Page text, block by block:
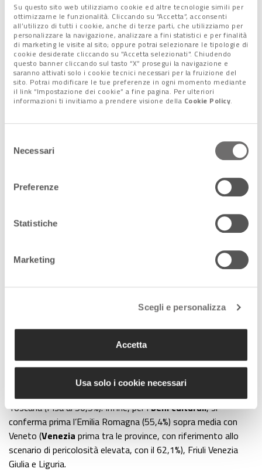
Su questo sito web utilizziamo cookie ed altre tecnologie simili per
ottimizzarne le funzionalità. Cliccando su “Accetta”, acconsenti
all’utilizzo di tutti i cookie, anche di terze parti, che utilizziamo per
personalizzare la navigazione, analizzare a fini statistici e per finalità
di marketing le visite al sito; oppure potrai selezionare le tipologie di
cookie desiderate cliccando su "Accetta selezionati". Chiudendo
questo banner cliccando sul tasto “X” prosegui la navigazione e
saranno attivati solo i cookie tecnici necessari per la fruizione del
sito. Potrai modificare le tue preferenze in ogni momento mediante
il link “Impostazione dei cookie” a fine pagina. Per ulteriori
informazioni ti invitiamo a prendere visione della Cookie Policy.
delNecessari
Preferenze
Statistiche
Marketing
Scegli e personalizza
Accetta
Usa solo i cookie necessari
La copertina del rapporto Ispra 2021 (fonte: Rapporto Ispra 2021 sul
Quanto agli
623 mila (il 4,3% del totale) a
ricadere in aree a pericolosità/probabilità elevata di
alluvione. Le regioni con percentuale sopra la media sono
Toscana. Anche in questo caso, la percentuale regionale di
rischio più alta in uno scenario medio è quella dell’Emilia
Romagna (59%) e, tra le province, quella di Pisa, con il 37,9%.
Le regioni con percentuali di unità locali diimpreseesposte a
rischio di alluvione superiore ai valori medi sono Liguria, Emilia
Toscana (Pisa al 50,5%). Infine, per ibeni culturali, si
conferma prima l’Emilia Romagna (55,4%) sopra media con
Veneto (Venezia prima tra le province, con riferimento allo
scenario di pericolosità elevata, con il 62,1%), Friuli Venezia
Giulia e Liguria.